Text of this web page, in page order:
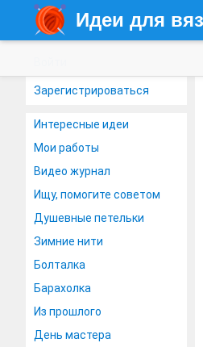
Идеи для
Зарегистрироваться
Интересные идеи
Мои работы
Видео журнал
Ищу, помогите советом
Душевные петельки
Зимние нити
Болталка
Барахолка
Из прошлого
День мастера